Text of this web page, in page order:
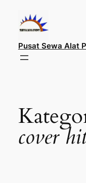
konten
Pusat Sewa Alat
cover